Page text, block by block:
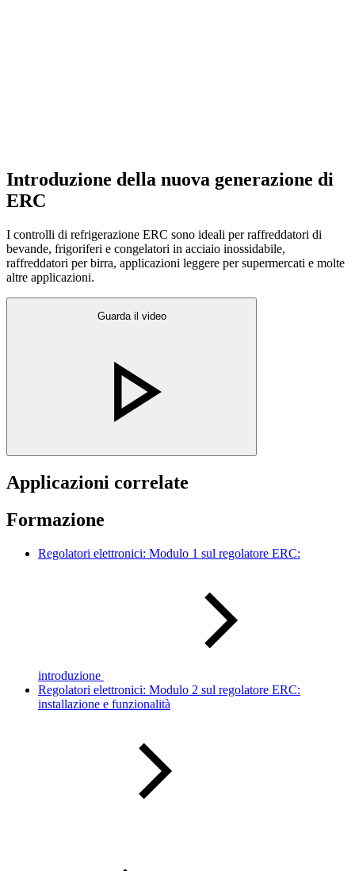
Introduzione della nuova generazione di
ERC
I controlli di refrigerazione ERC sono ideali per raffreddatori di
bevande, frigoriferi e congelatori in acciaio inossidabile,
raffreddatori per birra, applicazioni leggere per supermercati e molte
altre applicazioni.
Guarda il video
Applicazioni correlate
Formazione
Regolatori elettronici: Modulo 1 sul regolatore ERC:
introduzione
Regolatori elettronici: Modulo 2 sul regolatore ERC:
installazione e funzionalità